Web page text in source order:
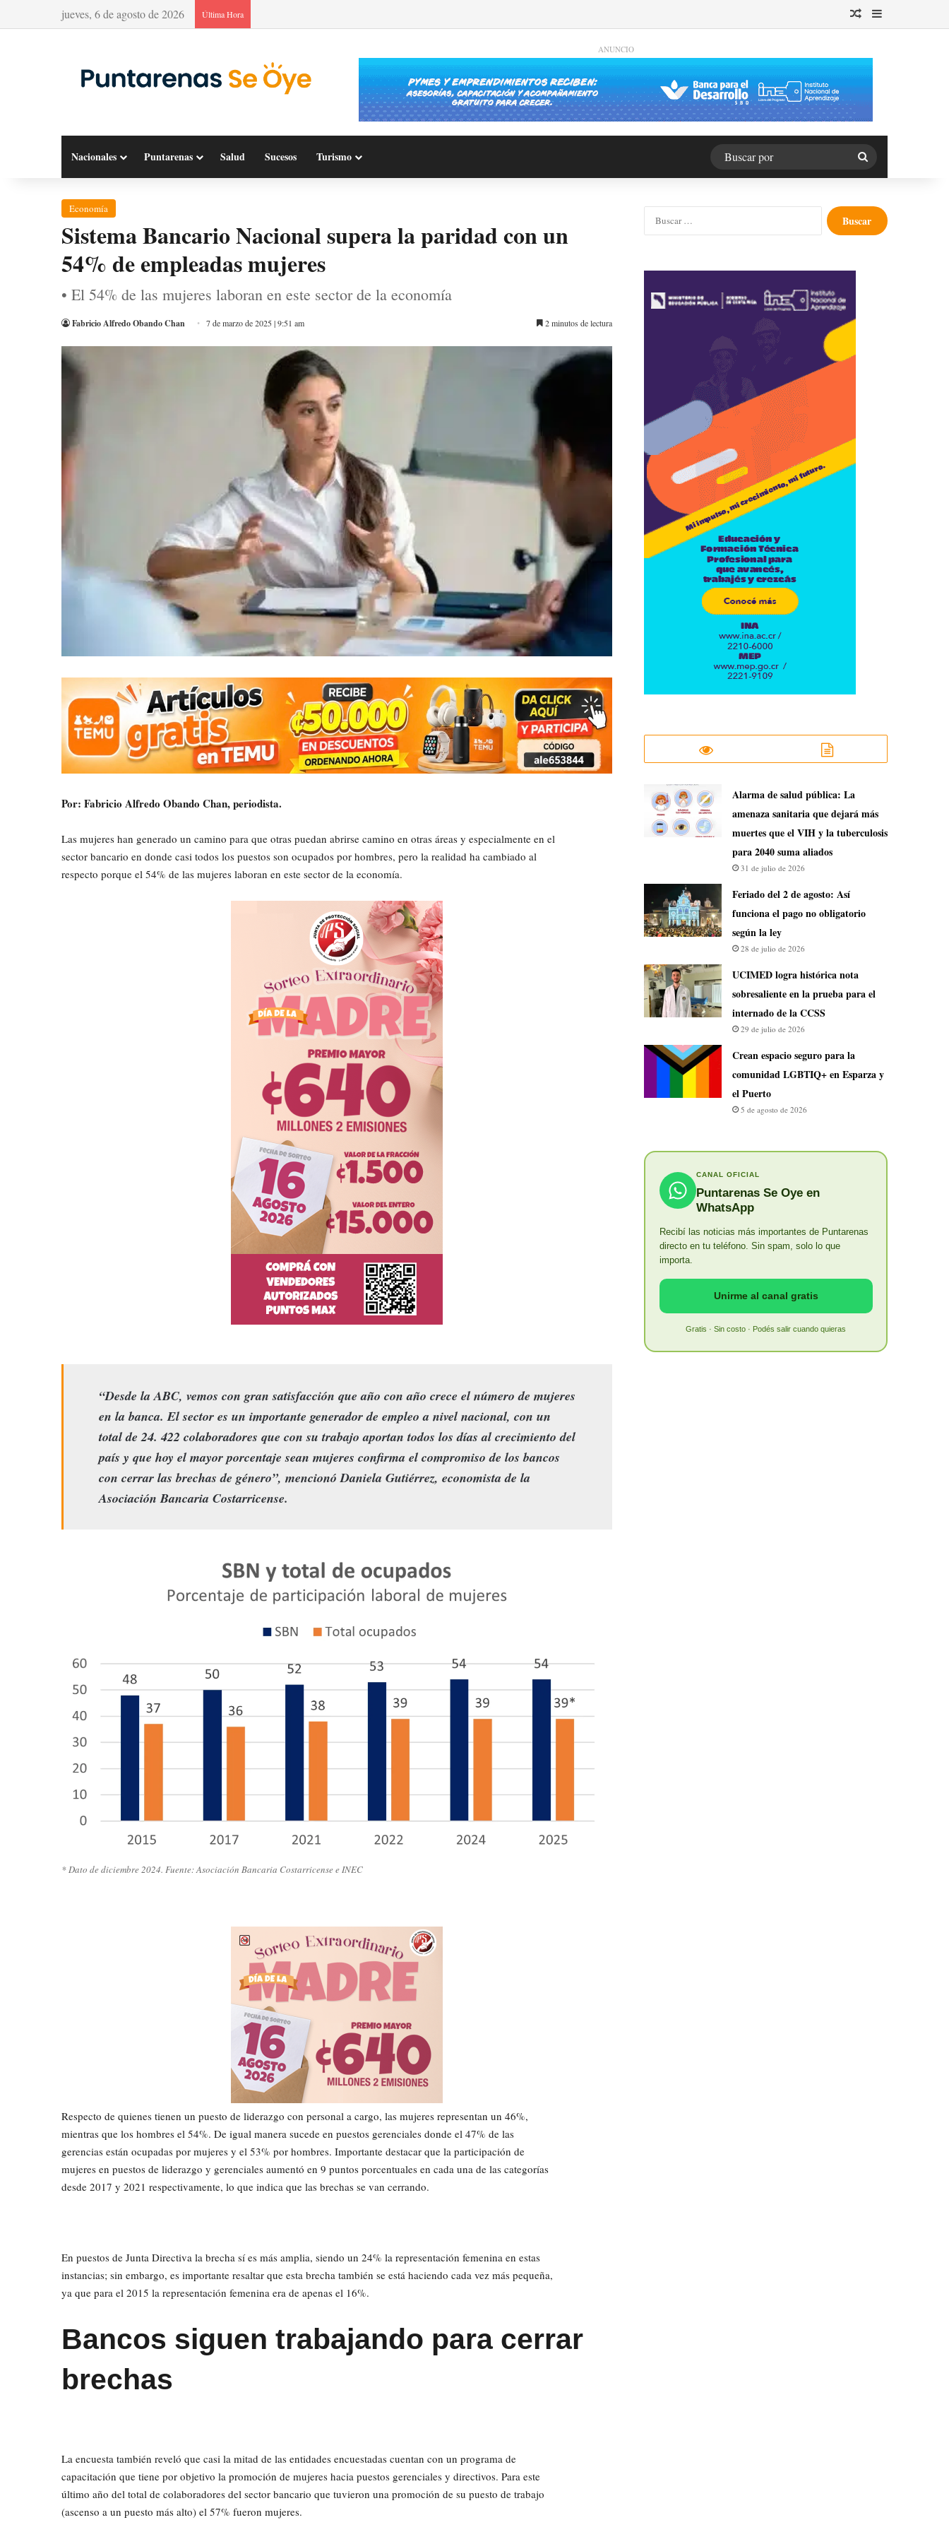
jueves, 6 de agosto de 2026 Última Hora Publicación al azar
Barra lateral
ANUNCIO
Nacionales Puntarenas Salud Sucesos Turismo
Buscar
por
Economía
Sistema Bancario Nacional supera la paridad con un
54% de empleadas mujeres
• El 54% de las mujeres laboran en este sector de la economía
Fabricio Alfredo Obando Chan 7 de marzo de 2025 | 9:51 am 2 minutos de lectura
Por: Fabricio Alfredo Obando Chan, periodista.
Las mujeres han generado un camino para que otras puedan abrirse camino en otras áreas y especialmente en el
sector bancario en donde casi todos los puestos son ocupados por hombres, pero la realidad ha cambiado al
respecto porque el 54% de las mujeres laboran en este sector de la economía.
“Desde la ABC, vemos con gran satisfacción que año con año crece el número de mujeres
en la banca. El sector es un importante generador de empleo a nivel nacional, con un
total de 24. 422 colaboradores que con su trabajo aportan todos los días al crecimiento del
país y que hoy el mayor porcentaje sean mujeres confirma el compromiso de los bancos
con cerrar las brechas de género”, mencionó Daniela Gutiérrez, economista de la
Asociación Bancaria Costarricense.
* Dato de diciembre 2024. Fuente: Asociación Bancaria Costarricense e INEC
Respecto de quienes tienen un puesto de liderazgo con personal a cargo, las mujeres representan un 46%,
mientras que los hombres el 54%. De igual manera sucede en puestos gerenciales donde el 47% de las
gerencias están ocupadas por mujeres y el 53% por hombres. Importante destacar que la participación de
mujeres en puestos de liderazgo y gerenciales aumentó en 9 puntos porcentuales en cada una de las categorías
desde 2017 y 2021 respectivamente, lo que indica que las brechas se van cerrando.
En puestos de Junta Directiva la brecha sí es más amplia, siendo un 24% la representación femenina en estas
instancias; sin embargo, es importante resaltar que esta brecha también se está haciendo cada vez más pequeña,
ya que para el 2015 la representación femenina era de apenas el 16%.
Bancos siguen trabajando para cerrar
brechas
La encuesta también reveló que casi la mitad de las entidades encuestadas cuentan con un programa de
capacitación que tiene por objetivo la promoción de mujeres hacia puestos gerenciales y directivos. Para este
último año del total de colaboradores del sector bancario que tuvieron una promoción de su puesto de trabajo
(ascenso a un puesto más alto) el 57% fueron mujeres.
Buscar:
​Alarma de salud pública: La
amenaza sanitaria que dejará más
muertes que el VIH y la tuberculosis
para 2040 suma aliados
31 de julio de 2026
Feriado del 2 de agosto: Así
funciona el pago no obligatorio
según la ley
28 de julio de 2026
UCIMED logra histórica nota
sobresaliente en la prueba para el
internado de la CCSS
29 de julio de 2026
Crean espacio seguro para la
comunidad LGBTIQ+ en Esparza y
el Puerto
5 de agosto de 2026
CANAL OFICIAL
Puntarenas Se Oye en
WhatsApp
Recibí las noticias más importantes de Puntarenas
directo en tu teléfono. Sin spam, solo lo que
importa.
Unirme al canal gratis
Gratis · Sin costo · Podés salir cuando quieras